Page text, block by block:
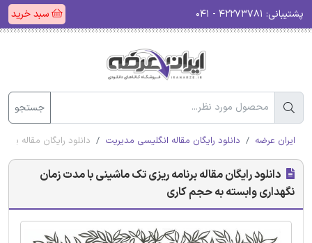
پشتیبانی: سبد خرید
جستجو
ایران عرضه دانلود رایگان مقاله انگلیسی مدیریت دانلود رایگان مقاله
دانلود رایگان مقاله برنامه ریزی تک ماشینی با مدت زمان
نگهداری وابسته به حجم کاری